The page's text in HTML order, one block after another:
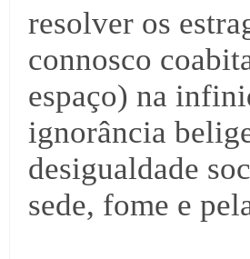
resolver os
connosco
espaço) na
ignorância
desigualdade
sede, fome e